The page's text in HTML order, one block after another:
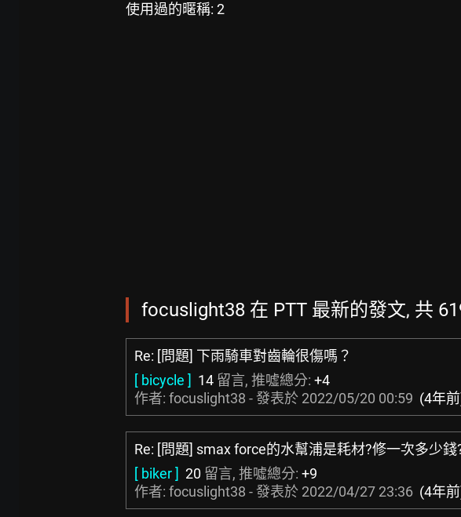
使用過的暱稱: 2
focuslight38 在 PTT 最新的發文, 共
Re: [問題] 下雨騎車對齒輪很傷嗎？
[ bicycle ] 14 留言, 推噓總分: +4
作者: focuslight38 - 發表於 2022/05/20 00:59 (4年
Re: [問題] smax force的水幫浦是耗材?修一次多少錢
[ biker ] 20 留言, 推噓總分: +9
作者: focuslight38 - 發表於 2022/04/27 23:36 (4年